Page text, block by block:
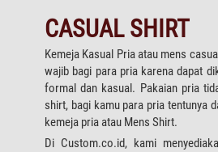
CASUAL SHIRT
Kemeja Kasual Pria atau mens
wajib bagi para pria karena dapat
formal dan kasual. Pakaian pria
shirt, bagi kamu para pria tentunya
kemeja pria atau Mens Shirt.
Di Custom.co.id, kami